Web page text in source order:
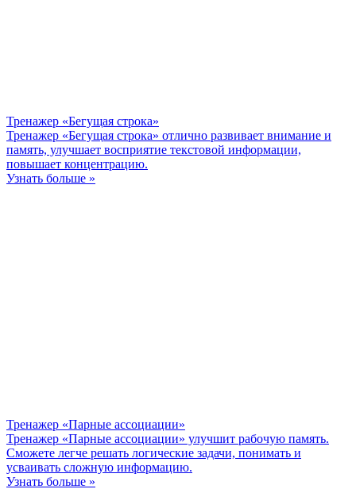
Тренажер «Бегущая строка»
Тренажер «Бегущая строка» отлично развивает внимание и
память, улучшает восприятие текстовой информации,
повышает концентрацию.
Узнать больше »
Тренажер «Парные ассоциации»
Тренажер «Парные ассоциации» улучшит рабочую память.
Сможете легче решать логические задачи, понимать и
усваивать сложную информацию.
Узнать больше »